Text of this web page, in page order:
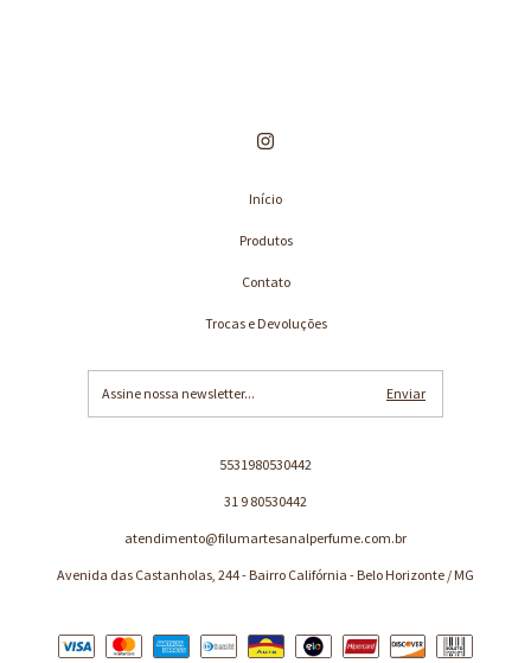
Início
Produtos
Contato
Trocas e Devoluções
5531980530442
31 9 80530442
atendimento@filumartesanalperfume.com.br
Avenida das Castanholas, 244 - Bairro Califórnia - Belo Horizonte / MG